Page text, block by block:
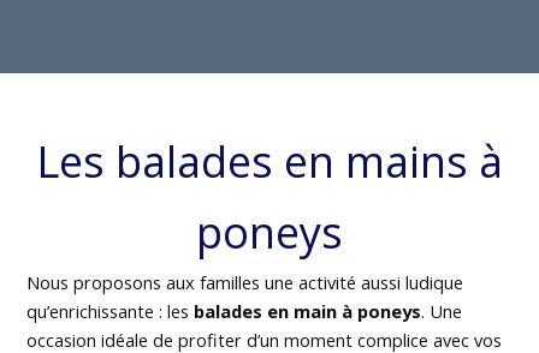
Les balades en mains à
poneys
Nous proposons aux familles une activité aussi ludique
qu’enrichissante : les balades en main à poneys. Une
occasion idéale de profiter d’un moment complice avec vos